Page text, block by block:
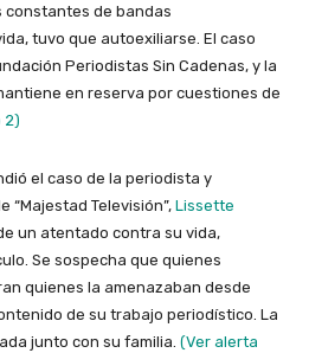
constantes de bandas
tuvo que autoexiliarse. El caso
Periodistas Sin Cadenas, y la
en reserva por cuestiones de
2)
el caso de la periodista y
Televisión”, Lissette
un atentado contra su vida,
Se sospecha que quienes
quienes la amenazaban desde
de su trabajo periodístico. La
junto con su familia. (Ver alerta